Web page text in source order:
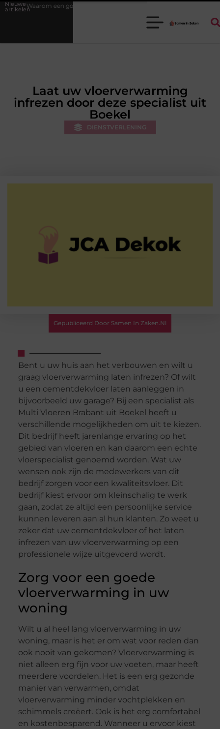
Nieuwe
artikelenstukadoorgroothandel het werk van de stukadoor makkelijker
Laat uw vloerverwarming
infrezen door deze specialist uit
Boekel
DIENSTVERLENING
Gepubliceerd Door Samen In Zaken.nl
Bent u uw huis aan het verbouwen en wilt u
graag vloerverwarming laten infrezen? Of wilt
u een cementdekvloer laten aanleggen in
bijvoorbeeld uw garage? Bij een specialist als
Multi Vloeren Brabant uit Boekel heeft u
verschillende mogelijkheden om uit te kiezen.
Dit bedrijf heeft jarenlange ervaring op het
gebied van vloeren en kan daarom een echte
vloerspecialist genoemd worden. Wat uw
wensen ook zijn de medewerkers van dit
bedrijf zorgen voor een kwaliteitsvloer. Dit
bedrijf kiest ervoor om kleinschalig te werk
gaan, zodat ze altijd een persoonlijke service
kunnen leveren aan al hun klanten. Zo weet u
zeker dat uw cementdekvloer of het laten
infrezen van uw vloerverwarming op een
professionele wijze uitgevoerd wordt.
Zorg voor een goede
vloerverwarming in uw
woning
Wilt u al heel lang vloerverwarming in uw
woning, maar is het er om wat voor reden dan
ook nooit van gekomen? Vloerverwarming is
niet alleen erg fijn voor uw voeten, maar heeft
meerdere voordelen. Het is een erg gezonde
manier van verwarmen, omdat
vloerverwarming minder vochtplekken en
schimmels creëert. Ook is het erg comfortabel
en kostenbesparend. Wanneer u ervoor kiest